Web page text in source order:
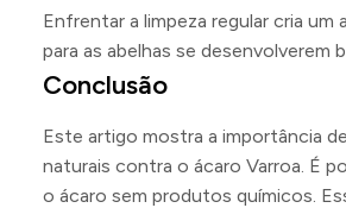
Enfrentar a limpeza regular cria um
para as abelhas se desenvolverem
Conclusão
Este artigo mostra a importância
naturais contra o ácaro Varroa. É
o ácaro sem produtos químicos.